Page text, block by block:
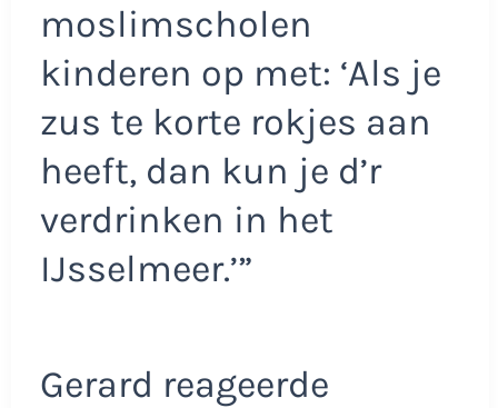
moslimscholen
kinderen op met: ‘Als je
zus te korte rokjes aan
heeft, dan kun je d’r
verdrinken in het
IJsselmeer.’”
Gerard reageerde